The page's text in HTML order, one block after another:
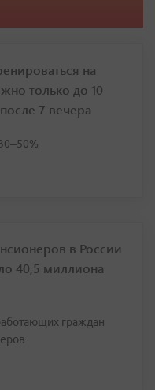
на
только до 10
7 вечера
в России
40,5 миллиона
граждан